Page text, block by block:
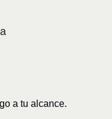
a tu alcance.